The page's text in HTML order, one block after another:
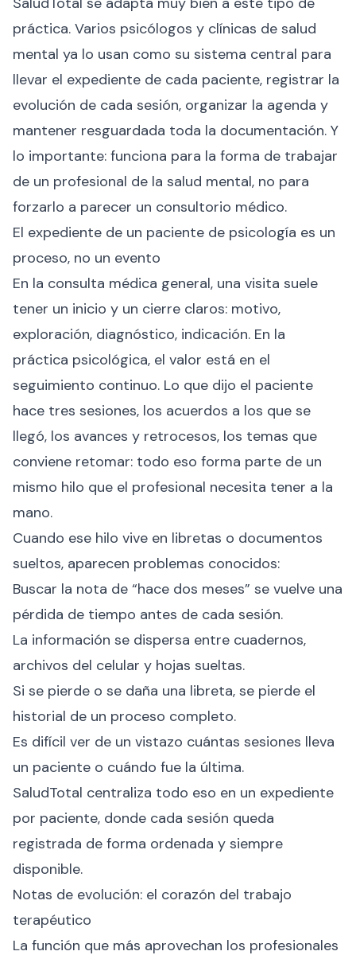
práctica. Varios psicólogos y clínicas de salud
mental ya lo usan como su sistema central para
llevar el expediente de cada paciente, registrar la
evolución de cada sesión, organizar la agenda y
mantener resguardada toda la documentación. Y
lo importante: funciona para la forma de trabajar
de un profesional de la salud mental, no para
forzarlo a parecer un consultorio médico.
El expediente de un paciente de psicología es un
proceso, no un evento
En la consulta médica general, una visita suele
tener un inicio y un cierre claros: motivo,
exploración, diagnóstico, indicación. En la
práctica psicológica, el valor está en el
seguimiento continuo. Lo que dijo el paciente
hace tres sesiones, los acuerdos a los que se
llegó, los avances y retrocesos, los temas que
conviene retomar: todo eso forma parte de un
mismo hilo que el profesional necesita tener a la
mano.
Cuando ese hilo vive en libretas o documentos
sueltos, aparecen problemas conocidos:
Buscar la nota de “hace dos meses” se vuelve una
pérdida de tiempo antes de cada sesión.
La información se dispersa entre cuadernos,
archivos del celular y hojas sueltas.
Si se pierde o se daña una libreta, se pierde el
historial de un proceso completo.
Es difícil ver de un vistazo cuántas sesiones lleva
un paciente o cuándo fue la última.
SaludTotal centraliza todo eso en un expediente
por paciente, donde cada sesión queda
registrada de forma ordenada y siempre
disponible.
Notas de evolución: el corazón del trabajo
terapéutico
La función que más aprovechan los profesionales